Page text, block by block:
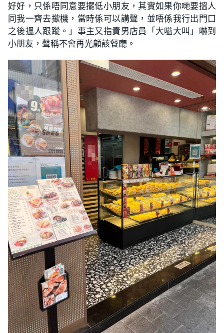
好好，只係唔同意要擺低小朋友，其實如果你哋要搵人
同我一齊去撳機，當時係可以講聲，並唔係我行出門口
之後搵人跟蹤。」事主又指責男店員「大嗌大叫」嚇到
小朋友，聲稱不會再光顧該餐廳。